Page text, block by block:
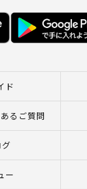
ド
るご質問
ー